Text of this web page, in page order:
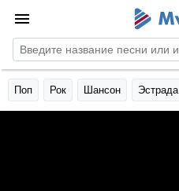
Поп Рок Шансон Эстрада